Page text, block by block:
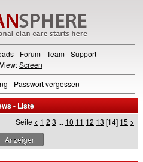
- Forum-Team-Support-
Screen
- Passwort vergessen
- Liste
Seite < 1 2 3 ... 10 11 12 13 [14] 15 >